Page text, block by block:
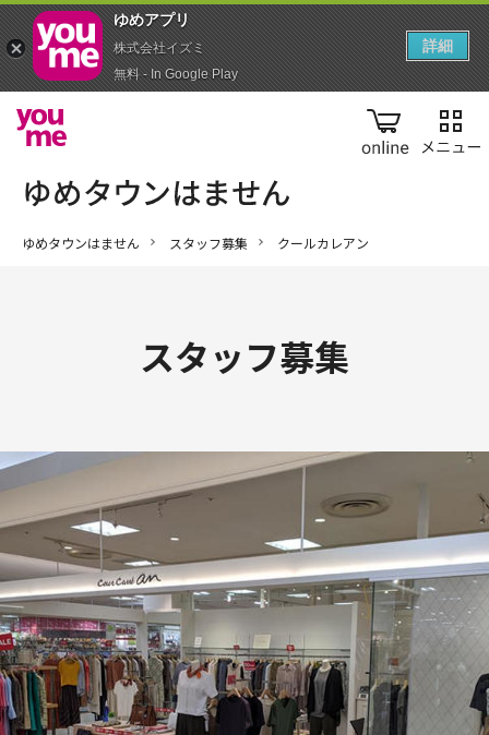
online
ゆめタウンはません スタッフ募集 クールカレアン
スタッフ募集
ゆめアプ‪リ‬
株式会社イズミ
無料 - In Google Play
詳細